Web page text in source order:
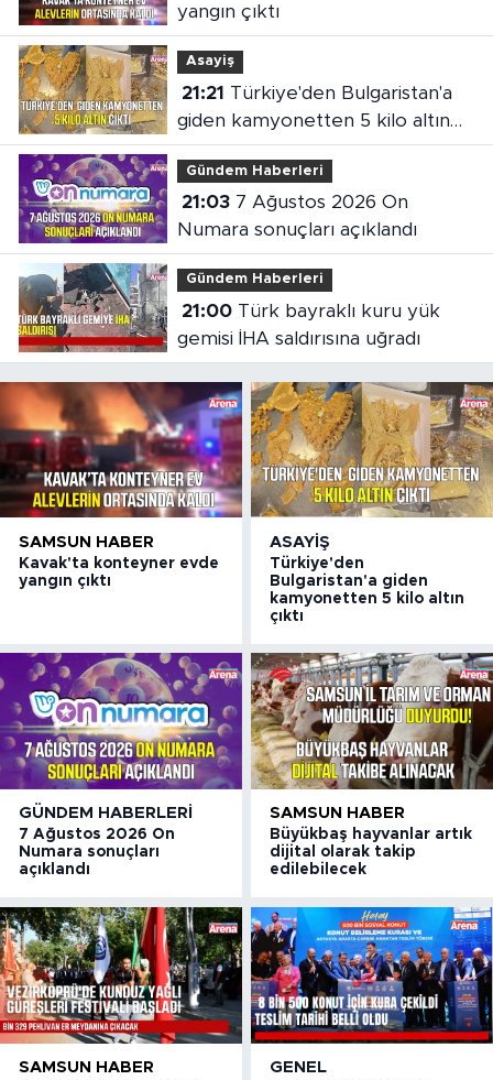
yangın çıktı
Asayiş
21:21
giden kamyonetten 5 kilo altın
çıktı
Gündem Haberleri
21:037 Ağustos 2026 On
Numara sonuçları açıklandı
Gündem Haberleri
21:00Türk bayraklı kuru yük
gemisi İHA saldırısına uğradı
SAMSUN HABER
Kavak'ta konteyner evde
yangın çıktı
ASAYIŞ
Türkiye'den
Bulgaristan'a giden
kamyonetten 5 kilo altın
çıktı
GÜNDEM HABERLERI
7 Ağustos 2026 On
Numara sonuçları
açıklandı
SAMSUN HABER
Büyükbaş hayvanlar artık
dijital olarak takip
edilebilecek
SAMSUN HABER GENEL